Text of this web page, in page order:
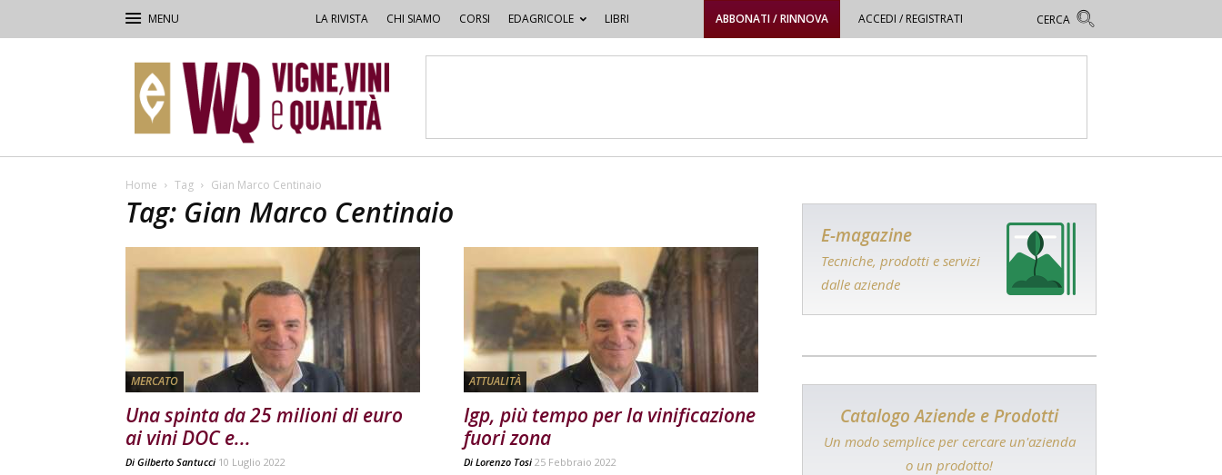
LA RIVISTA CHI SIAMO CORSI EDAGRICOLE LIBRI ABBONATI / RINNOVA ACCEDI / REGISTRATI
–
Vigne,
Vini
&
Home Tag Gian Marco Centinaio
Tag: Gian Marco Centinaio
MERCATO
Una spinta da 25 milioni di euro
ai vini DOC e...
Di Gilberto Santucci 10 Luglio 2022
ATTUALITÀ
Igp, più tempo per la vinificazione
fuori zona
Di Lorenzo Tosi 25 Febbraio 2022
E-magazine
Tecniche, prodotti e servizi
dalle aziende
Catalogo Aziende e Prodotti
Un modo semplice per cercare un'azienda
o un prodotto!